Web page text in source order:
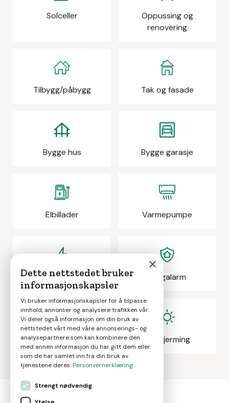
Solceller
Oppussing og
renovering
Tilbygg/påbygg Tak og fasade
Bygge hus Bygge garasje
Elbillader Varmepumpe
Elektrikeroppdrag Boligalarm
Eiendomsmegling Solskjerming
×
Dette nettstedet bruker
informasjonskapsler
Vi bruker informasjonskapsler for å tilpasse
innhold, annonser og analysere trafikken vår.
Vi deler også informasjon om din bruk av
nettstedet vårt med våre annonserings- og
analysepartnere som kan kombinere den
med annen informasjon du har gitt dem eller
som de har samlet inn fra din bruk av
tjenestene deres.Personvernerklæring
Strengt nødvendig